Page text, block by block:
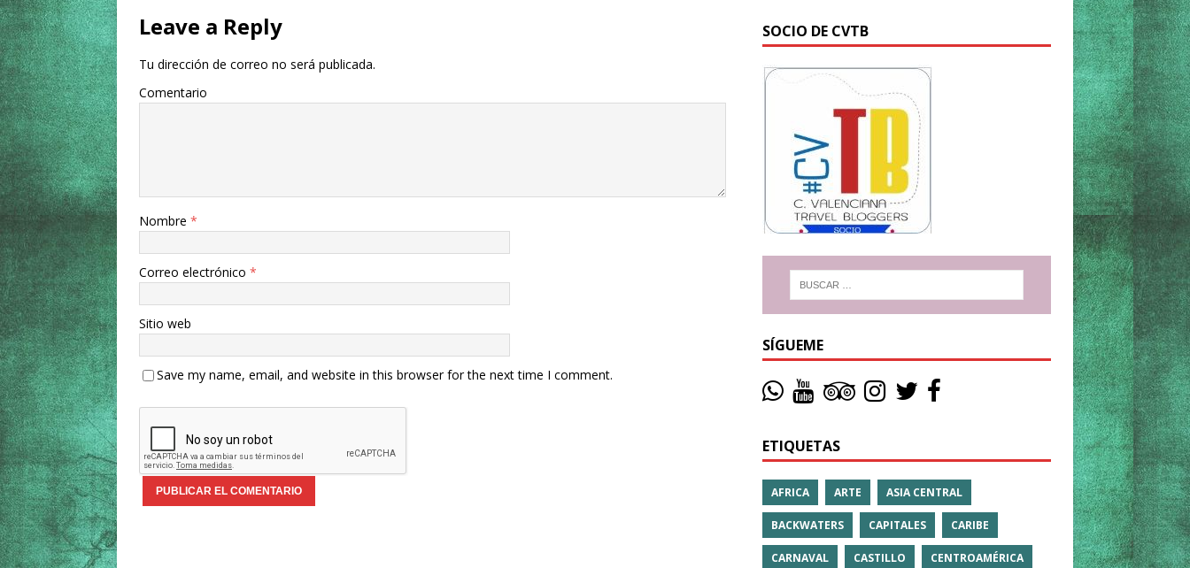
Leave a Reply
Tu dirección de correo no será publicada.
Comentario
Nombre *
Correo electrónico *
Sitio web
Save my name, email, and website in this browser for the next time I comment.
SOCIO DE CVTB
SÍGUEME
ETIQUETAS
AFRICA ARTE ASIA CENTRAL
BACKWATERS CAPITALES CARIBE
CARNAVAL CASTILLO CENTROAMÉRICA